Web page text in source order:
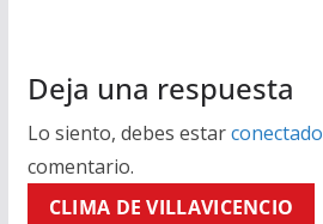
Deja una respuesta
Lo siento, debes estarconectado
comentario.
CLIMA DE VILLAVICENCIO